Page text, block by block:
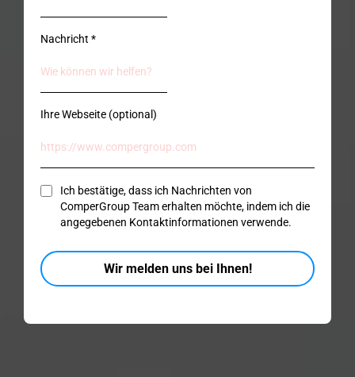
Nachricht *
Ihre Webseite (optional)
Ich bestätige, dass ich Nachrichten von
ComperGroup Team erhalten möchte, indem ich die
angegebenen Kontaktinformationen verwende.
Wir melden uns bei Ihnen!